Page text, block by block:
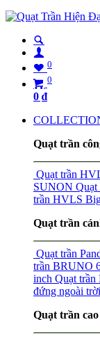
0
0
0 ₫
Quạt trần
Quạt trần
SUNON
trần HVLS
Quạt trần
Quạt trần
trần BRUNO
inch Quạt trần
đứng ngoài trời
Quạt trần